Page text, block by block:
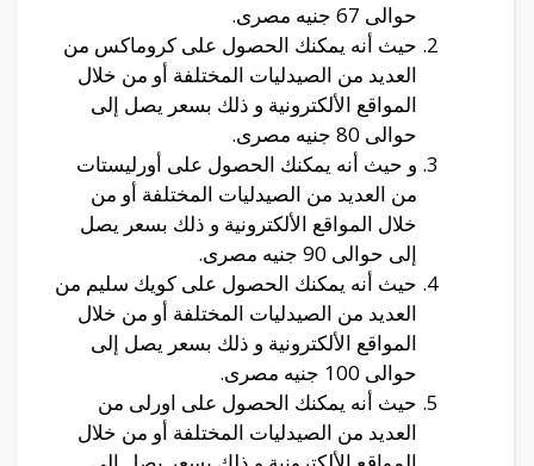
حوالى 67 جنيه مصرى.
حيث أنه يمكنك الحصول على كروماكس من
العديد من الصيدليات المختلفة أو من خلال
المواقع الألكترونية و ذلك بسعر يصل إلى
حوالى 80 جنيه مصرى.
و حيث أنه يمكنك الحصول على أورليستات
من العديد من الصيدليات المختلفة أو من
خلال المواقع الألكترونية و ذلك بسعر يصل
إلى حوالى 90 جنيه مصرى.
حيث أنه يمكنك الحصول على كويك سليم من
العديد من الصيدليات المختلفة أو من خلال
المواقع الألكترونية و ذلك بسعر يصل إلى
حوالى 100 جنيه مصرى.
حيث أنه يمكنك الحصول على اورلى من
العديد من الصيدليات المختلفة أو من خلال